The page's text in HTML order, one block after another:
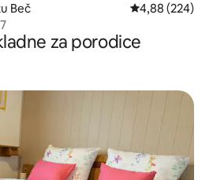
Beč prosječna
4,88 (224)
za porodice